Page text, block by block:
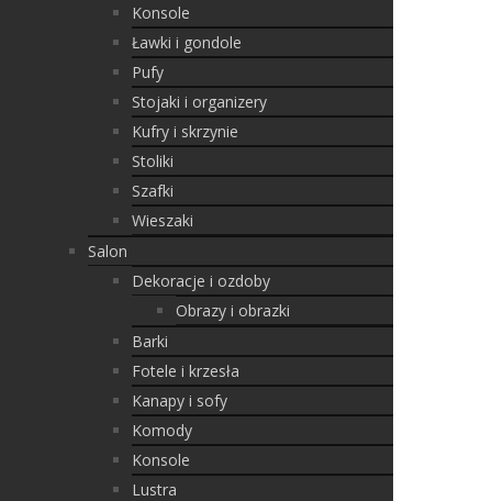
Konsole
Ławki i gondole
Pufy
Stojaki i organizery
Kufry i skrzynie
Stoliki
Szafki
Wieszaki
Salon
Dekoracje i ozdoby
Obrazy i obrazki
Barki
Fotele i krzesła
Kanapy i sofy
Komody
Konsole
Lustra